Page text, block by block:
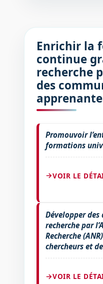
Enrichir la
continue
recherche
des
Promouvoir
formations
VOIR LE
Développer
recherche par
Recherche
chercheurs et
VOIR LE